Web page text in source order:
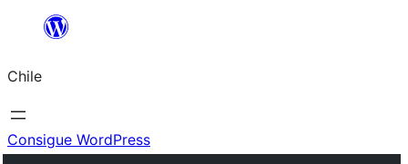
Saltar
contenido
Chile
Consigue WordPress